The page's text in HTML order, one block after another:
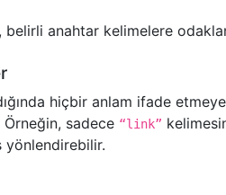
anahtar kelimelere
hiçbir anlam ifade
Örneğin, sadece “link”
yönlendirebilir.